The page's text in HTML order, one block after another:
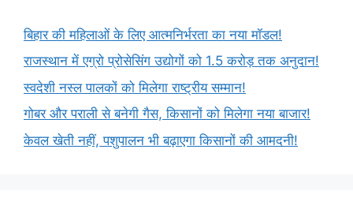
बिहार की महिलाओं के लिए आत्मनिर्भरता का नया मॉडल!
राजस्थान में एग्रो प्रोसेसिंग उद्योगों को 1.5 करोड़ तक अनुदान!
स्वदेशी नस्ल पालकों को मिलेगा राष्ट्रीय सम्मान!
गोबर और पराली से बनेगी गैस, किसानों को मिलेगा नया बाजार!
केवल खेती नहीं, पशुपालन भी बढ़ाएगा किसानों की आमदनी!